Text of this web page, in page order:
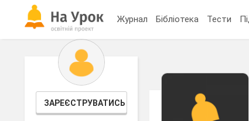
Журнал Бібліотека Тести
ЗАРЕЄСТРУВАТИСЬ